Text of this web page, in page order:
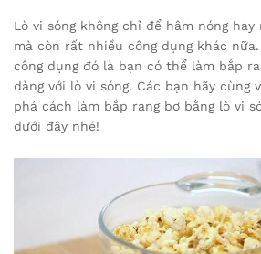
Lò vi sóng không chỉ để hâm nóng
mà còn rất nhiều công dụng khác
công dụng đó là bạn có thể làm bắp
dàng với lò vi sóng. Các bạn hãy cùng
phá cách làm bắp rang bơ bằng lò vi
dưới đây nhé!